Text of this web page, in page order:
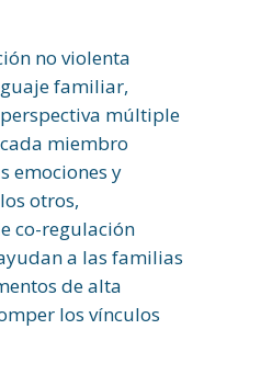
no violenta
familiar,
múltiple
miembro
emociones y
otros,
co-regulación
a las familias
de alta
los vínculos